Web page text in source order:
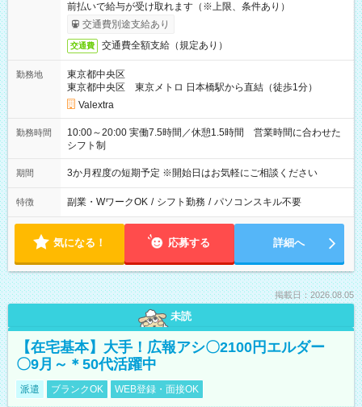
前払いで給与が受け取れます（※上限、条件あり）
交通費別途支給あり
交通費 交通費全額支給（規定あり）
勤務地
東京都中央区
東京都中央区 東京メトロ 日本橋駅から直結（徒歩1分）
Valextra
勤務時間
10:00～20:00 実働7.5時間／休憩1.5時間 営業時間に合わせた
シフト制
期間 3か月程度の短期予定 ※開始日はお気軽にご相談ください
特徴 副業・WワークOK / シフト勤務 / パソコンスキル不要
気になる！ 応募する 詳細へ
掲載日：2026.08.05
未読
【在宅基本】大手！広報アシ〇2100円エルダー
〇9月～＊50代活躍中
派遣 ブランクOK WEB登録・面接OK